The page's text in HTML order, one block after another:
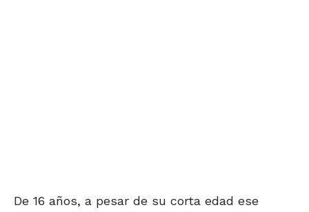
De 16 años, a pesar de su corta edad ese